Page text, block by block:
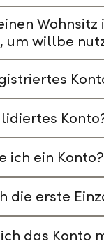
um willbe
ich ein Konto?
die erste
das Konto